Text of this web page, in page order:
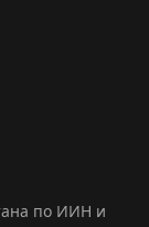
по ИИН и